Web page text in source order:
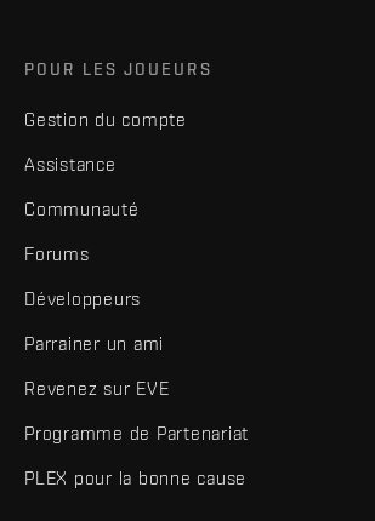
POUR LES JOUEURS
Gestion du compte
Assistance
Communauté
Forums
Développeurs
Parrainer un ami
Revenez sur EVE
Programme de Partenariat
PLEX pour la bonne cause